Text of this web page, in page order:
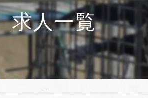
ビジョン
求める人物像
求人一覧